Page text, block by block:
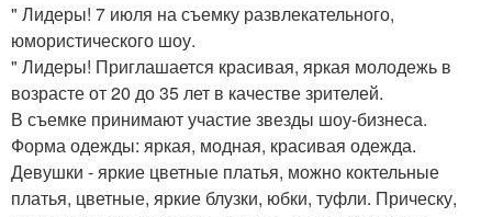
" Лидеры! 7 июля на съемку развлекательного,
юмористического шоу.
" Лидеры! Приглашается красивая, яркая молодежь в
возрасте от 20 до 35 лет в качестве зрителей.
В съемке принимают участие звезды шоу-бизнеса.
Форма одежды: яркая, модная, красивая одежда.
Девушки - яркие цветные платья, можно коктельные
платья, цветные, яркие блузки, юбки, туфли. Прическу,